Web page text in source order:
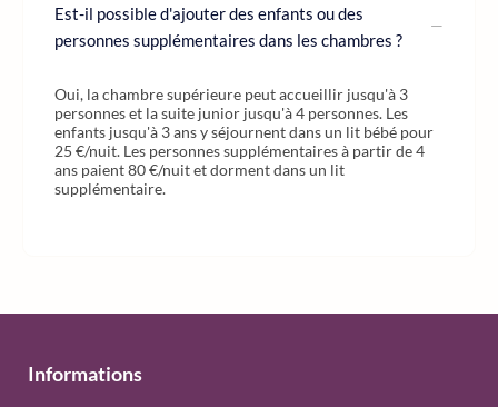
Est-il possible d'ajouter des enfants ou des
personnes supplémentaires dans les chambres ?
Oui, la chambre supérieure peut accueillir jusqu'à 3
personnes et la suite junior jusqu'à 4 personnes. Les
enfants jusqu'à 3 ans y séjournent dans un lit bébé pour
25 €/nuit. Les personnes supplémentaires à partir de 4
ans paient 80 €/nuit et dorment dans un lit
supplémentaire.
Informations